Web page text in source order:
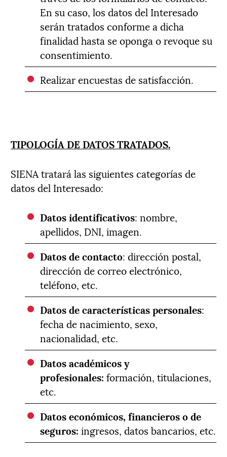
En su caso, los datos del Interesado
serán tratados conforme a dicha
finalidad hasta se oponga o revoque su
consentimiento.
Realizar encuestas de satisfacción.
TIPOLOGÍA DE DATOS TRATADOS.
SIENA tratará las siguientes categorías de
datos del Interesado:
Datos identificativos: nombre,
apellidos, DNI, imagen.
Datos de contacto: dirección postal,
dirección de correo electrónico,
teléfono, etc.
Datos de características personales:
fecha de nacimiento, sexo,
nacionalidad, etc.
Datos académicos y
profesionales:formación, titulaciones,
etc.
Datos económicos, financieros o de
seguros:ingresos, datos bancarios, etc.